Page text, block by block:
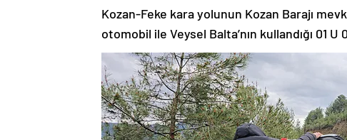
Kozan-Feke kara yolunun Kozan Barajı
otomobil ile Veysel Balta’nın kullandığı 01 U